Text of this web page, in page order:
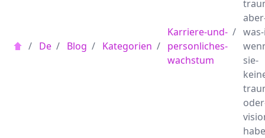
/ De / Blog / Kategorien /
Karriere-und-
personliches-
wachstum
/
sie-